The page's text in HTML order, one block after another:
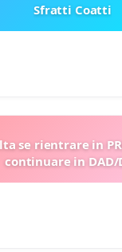
Sfratti Coatti
se rientrare in
continuare in